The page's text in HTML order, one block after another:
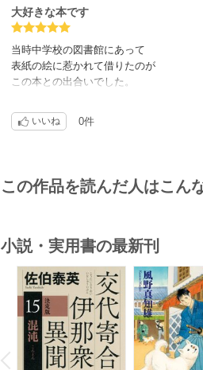
大好きな本です
当時中学校の図書館にあって
表紙の絵に惹かれて借りたのが
この本との出合いでした。
思えないほどの文章や内容で、
いじめという永遠の難しいテーマですが
この本が大好きになりました。
電子書籍でまたこの本に再会出来たこと
思える本です！
いいね 0件
この作品を読んだ人はこん
小説・実用書の最新刊
P
r
e
i
o
u
s